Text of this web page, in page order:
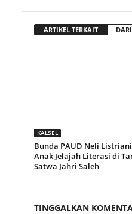
ARTIKEL TERKAIT
KALSEL
Bunda PAUD Neli
Anak Jelajah Literasi di
Satwa Jahri Saleh
TINGGALKAN